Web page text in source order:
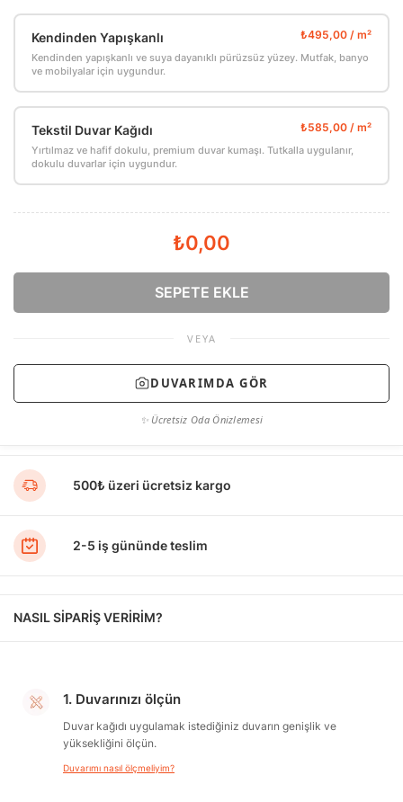
Kendinden Yapışkanlı
Kendinden yapışkanlı ve suya dayanıklı pürüzsüz yüzey. Mutfak, banyo
ve mobilyalar için uygundur.
Tekstil Duvar Kağıdı
Yırtılmaz ve hafif dokulu, premium duvar kumaşı. Tutkalla uygulanır,
dokulu duvarlar için uygundur.
₺0,00
SEPETE EKLE
VEYA
DUVARIMDA GÖR
✨ Ücretsiz Oda Önizlemesi
500₺ üzeri ücretsiz kargo
2-5 iş gününde teslim
NASIL SİPARİŞ VERİRİM?
1. Duvarınızı ölçün
Duvar kağıdı uygulamak istediğiniz duvarın genişlik ve
yüksekliğini ölçün.
Duvarımı nasıl ölçmeliyim?